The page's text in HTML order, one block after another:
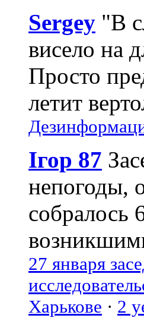
Sergey "В
висело на
Просто
летит
Ігор 87
непогоды,
собралось
27 января
Харькове · 2